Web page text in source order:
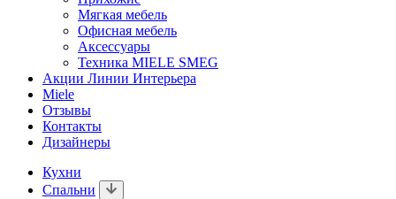
Мягкая мебель
Офисная мебель
Аксессуары
Техника MIELE SMEG
Акции Линии Интерьера
Miele
Отзывы
Контакты
Дизайнеры
Кухни
Спальни